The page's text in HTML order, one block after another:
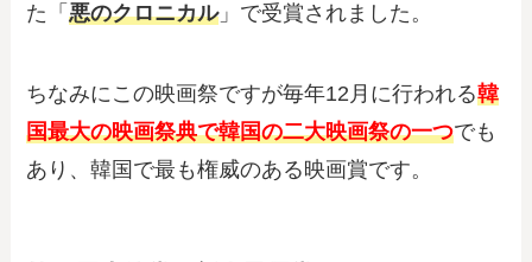
た「悪のクロニカル」で受賞されました。
ちなみにこの映画祭ですが毎年12月に行われる韓
国最大の映画祭典で韓国の二大映画祭の一つでも
あり、韓国で最も権威のある映画賞です。